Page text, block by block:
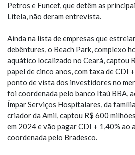
Petros e Funcef, que detêm as
Litela, não deram entrevista.
Ainda na lista de empresas que
debêntures, o Beach Park, complexo
aquático localizado no Ceará, captou
papel de cinco anos, com taxa de CDI
ponto de vista dos investidores no
foi coordenada pelo banco Itaú BBA,
Ímpar Serviços Hospitalares, da
criador da Amil, captou R$ 600
em 2024 e vão pagar CDI + 1,40% ao
coordenada pelo Bradesco.